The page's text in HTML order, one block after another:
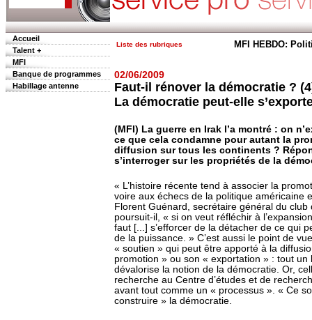
Accueil
Talent +
MFI
Banque de programmes
Habillage antenne
Liste des rubriques MFI HEBDO:
02/06/2009
Faut-il rénover la démocratie ?
La démocratie peut-elle
(MFI) La guerre en Irak l’a montré : on
ce que cela condamne pour autant la
diffusion sur tous les continents ?
s’interroger sur les propriétés de la
« L’histoire récente tend à associer la
voire aux échecs de la politique américaine
Florent Guénard, secrétaire général du
poursuit-il, « si on veut réfléchir à
faut [...] s’efforcer de la détacher de ce qui
de la puissance. » C’est aussi le point de
« soutien » qui peut être apporté à la
promotion » ou son « exportation » : tout
dévalorise la notion de la démocratie. Or,
recherche au Centre d’études et de
avant tout comme un « processus ». « Ce
construire » la démocratie.